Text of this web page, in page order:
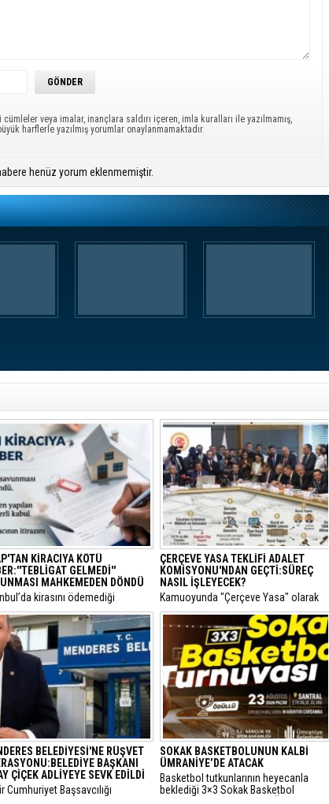
veya imalar, inançlara saldırı içeren, imla kuralları ile yazılmamış,
harflerle yazılmış yorumlar onaylanmamaktadır.
henüz yorum eklenmemiştir.
KİRACIYA KÖTÜ
GELMEDİ''
MAHKEMEDEN DÖNDÜ
kirasını ödemediği
hakkında icra takibi
bir kiracının “Ödeme emri
ulaşmadı, takipten geç haberdar
diyerek yaptığı usulsüz tebligat
İstinaf Mahkemesi’nin dikkat
kararıyla sonuçsuz kaldı.
ÇERÇEVE YASA TEKLİFİ ADALET
KOMİSYONU'NDAN GEÇTİ:SÜREÇ
NASIL İŞLEYECEK?
​Kamuoyunda "Çerçeve Yasa" olarak
bilinen ve terör örgütü PKK'nin
kendisini feshederek silah bırakmasını
hedefleyen Milli Dayanışma ve
Toplumsal Bütünlüğün
Güçlendirilmesine Dair Kanun Teklifi,
TBMM Adalet Komisyonu'nda kabul
edildi.
BELEDİYESİ'NE RÜŞVET
BAŞKANI
ÇİÇEK ADLİYEYE SEVK EDİLDİ
Cumhuriyet Başsavcılığı
SOKAK BASKETBOLUNUN KALBİ
ÜMRANİYE’DE ATACAK
Basketbol tutkunlarının heyecanla
beklediği 3×3 Sokak Basketbol